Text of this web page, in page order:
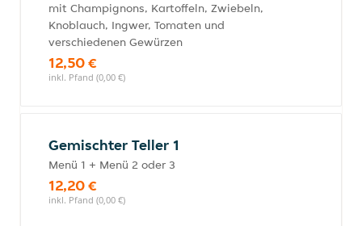
mit Champignons, Kartoffeln, Zwiebeln,
Knoblauch, Ingwer, Tomaten und
verschiedenen Gewürzen
12,50 €
inkl. Pfand (0,00 €)
Gemischter Teller 1
Menü 1 + Menü 2 oder 3
12,20 €
inkl. Pfand (0,00 €)